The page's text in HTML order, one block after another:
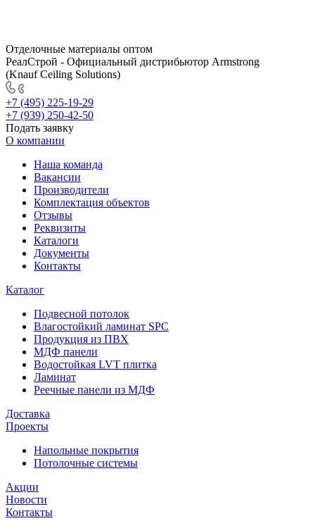
Отделочные материалы оптом
РеалСтрой - Официальный дистрибьютор Armstrong
(Knauf Ceiling Solutions)
+7 (495) 225-19-29
+7 (939) 250-42-50
Подать заявку
О компании
Наша команда
Вакансии
Производители
Комплектация объектов
Отзывы
Реквизиты
Каталоги
Документы
Контакты
Каталог
Подвесной потолок
Влагостойкий ламинат SPC
Продукция из ПВХ
МДФ панели
Водостойкая LVT плитка
Ламинат
Реечные панели из МДФ
Доставка
Проекты
Напольные покрытия
Потолочные системы
Акции
Новости
Контакты